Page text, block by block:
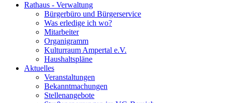
Rathaus - Verwaltung
Bürgerbüro und Bürgerservice
Was erledige ich wo?
Mitarbeiter
Organigramm
Kulturraum Ampertal e.V.
Haushaltspläne
Aktuelles
Veranstaltungen
Bekanntmachungen
Stellenangebote